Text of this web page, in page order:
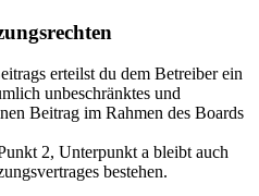
erteilst du dem Betreiber ein
unbeschränktes und
Beitrag im Rahmen des Boards
2, Unterpunkt a bleibt auch
bestehen.